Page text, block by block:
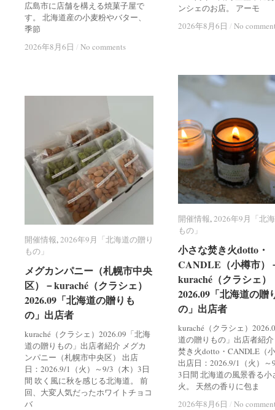
広島市に店舗を構える焼菓子屋で
す。 北海道産の小麦粉やバター、
季節
2026年8月6日 / No comments
2026年8月6日 / No comments
ンシェのお店。 アーモ
2026年8月6日 / No
2026年8月6日 / No
開催情報,2026年9月「北
もの」
小さな焚き火dotto・
CANDLE（小樽市）
kuraché（クラシェ）
2026.09「北海道の贈
の」出店者
kuraché（クラシェ）
道の贈りもの」出店者紹
焚き火dotto・CANDLE（
出店日：2026.9/1（火）～
3日間 北海道の風景香る小
火。 天然の香りに包ま
2026年8月6日 / No
開催情報 2026年9月「北
もの」
小さな焚き火dotto・
CANDLE（小樽市）
kuraché（クラシェ）
2026.09「北海道の贈
の」出店者
2026年8月6日 / No
開催情報,2026年9月「北海道の贈り
もの」
メグカンパニー（札幌市中央
区）－kuraché（クラシェ）
2026.09「北海道の贈りも
の」出店者
kuraché（クラシェ）2026.09「北海
道の贈りもの」出店者紹介 メグカ
ンパニー（札幌市中央区） 出店
日：2026.9/1（火）～9/3（木）3日
間 吹く風に秋を感じる北海道。 前
回、大変人気だったホワイトチョコ
バ
開催情報 2026年9月「北海道の贈り
もの」
メグカンパニー（札幌市中央
区）－kuraché（クラシェ）
2026.09「北海道の贈りも
の」出店者